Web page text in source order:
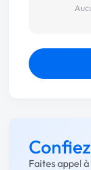
Faites appel